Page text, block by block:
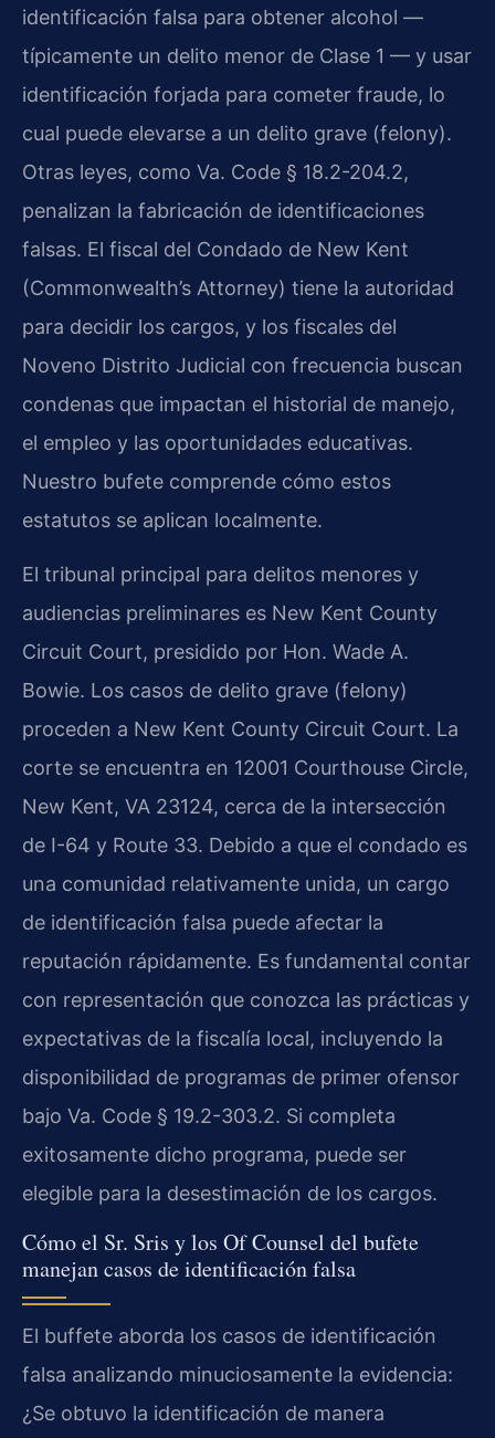
identificación falsa para obtener alcohol —
típicamente un delito menor de Clase 1 — y usar
identificación forjada para cometer fraude, lo
cual puede elevarse a un delito grave (felony).
Otras leyes, como Va. Code § 18.2-204.2,
penalizan la fabricación de identificaciones
falsas. El fiscal del Condado de New Kent
(Commonwealth’s Attorney) tiene la autoridad
para decidir los cargos, y los fiscales del
Noveno Distrito Judicial con frecuencia buscan
condenas que impactan el historial de manejo,
el empleo y las oportunidades educativas.
Nuestro bufete comprende cómo estos
estatutos se aplican localmente.
El tribunal principal para delitos menores y
audiencias preliminares es New Kent County
Circuit Court, presidido por Hon. Wade A.
Bowie. Los casos de delito grave (felony)
proceden a New Kent County Circuit Court. La
corte se encuentra en 12001 Courthouse Circle,
New Kent, VA 23124, cerca de la intersección
de I-64 y Route 33. Debido a que el condado es
una comunidad relativamente unida, un cargo
de identificación falsa puede afectar la
reputación rápidamente. Es fundamental contar
con representación que conozca las prácticas y
expectativas de la fiscalía local, incluyendo la
disponibilidad de programas de primer ofensor
bajo Va. Code § 19.2-303.2. Si completa
exitosamente dicho programa, puede ser
elegible para la desestimación de los cargos.
Cómo el Sr. Sris y los Of Counsel del bufete
manejan casos de identificación falsa
El buffete aborda los casos de identificación
falsa analizando minuciosamente la evidencia:
¿Se obtuvo la identificación de manera